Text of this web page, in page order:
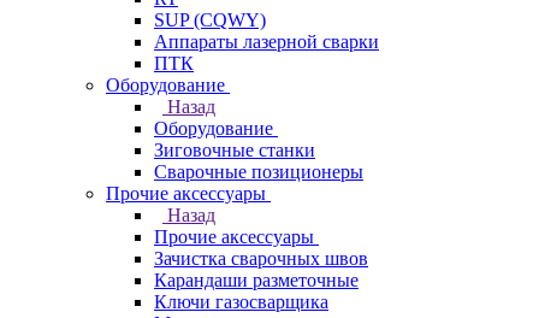
SUP (CQWY)
Аппараты лазерной сварки
ПТК
Оборудование
Назад
Оборудование
Зиговочные станки
Сварочные позиционеры
Прочие аксессуары
Назад
Прочие аксессуары
Зачистка сварочных швов
Карандаши разметочные
Ключи газосварщика